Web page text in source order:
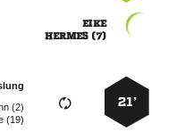

 
21’

